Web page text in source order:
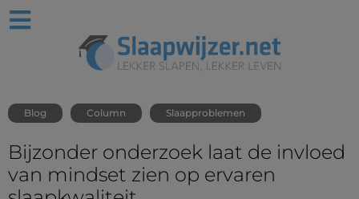
Blog Column Slaapproblemen
Bijzonder onderzoek laat de invloed
van mindset zien op ervaren